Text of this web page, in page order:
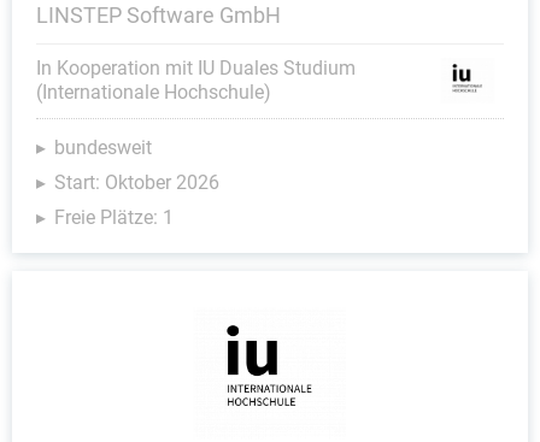
LINSTEP Software GmbH
In Kooperation mit IU Duales Studium
(Internationale Hochschule)
bundesweit
Start: Oktober 2026
Freie Plätze: 1